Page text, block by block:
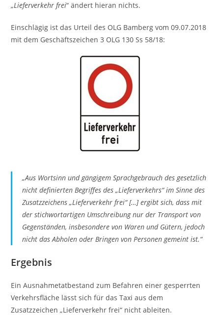
„Lieferverkehr frei“ ändert hieran nichts.
Einschlägig ist das Urteil des OLG Bamberg vom 09.07.2018
mit dem Geschäftszeichen 3 OLG 130 Ss 58/18:
„Aus Wortsinn und gängigem Sprachgebrauch des gesetzlich
nicht definierten Begriffes des „Lieferverkehrs“ im Sinne des
Zusatzzeichens „Lieferverkehr frei“ […] ergibt sich, dass mit
der stichwortartigen Umschreibung nur der Transport von
Gegenständen, insbesondere von Waren und Gütern, jedoch
nicht das Abholen oder Bringen von Personen gemeint ist.“
Ergebnis
Ein Ausnahmetatbestand zum Befahren einer gesperrten
Verkehrsfläche lässt sich für das Taxi aus dem
Zusatzzeichen „Lieferverkehr frei“ nicht ableiten.